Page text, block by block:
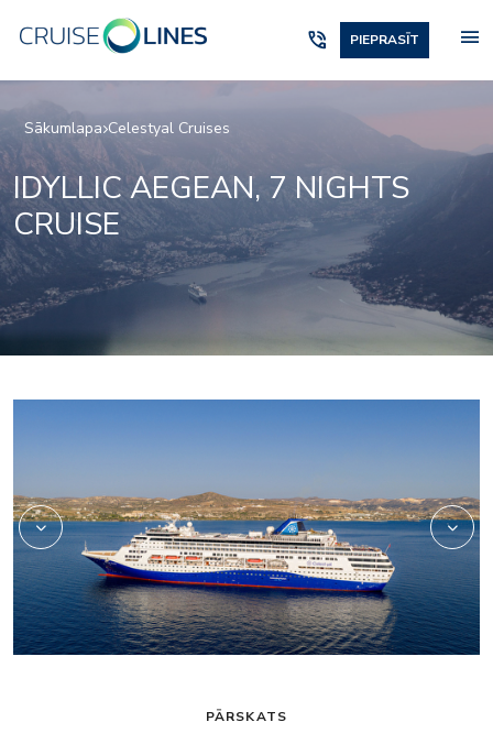
phone_in_talk PIEPRASĪT menu
Sākumlapa Celestyal Cruises
IDYLLIC AEGEAN, 7 NIGHTS
CRUISE
PĀRSKATS